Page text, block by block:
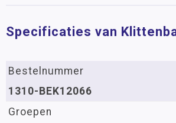
Specificaties van
Bestelnummer
1310-BEK12066
Groepen